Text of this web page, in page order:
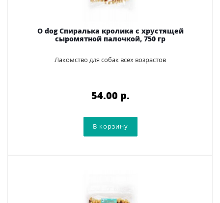
O dog Спиралька кролика с хрустящей
сыромятной палочкой, 750 гр
Лакомство для собак всех возрастов
54.00 p.